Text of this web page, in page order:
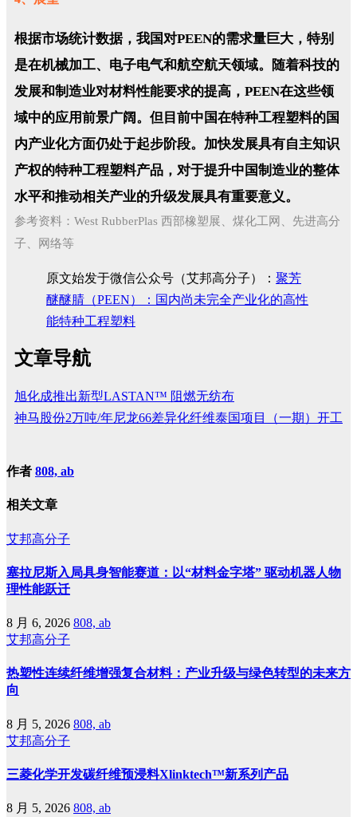
根据市场统计数据，我国对PEEN的需求量巨大，特别
是在机械加工、电子电气和航空航天领域。随着科技的
发展和制造业对材料性能要求的提高，PEEN在这些领
域中的应用前景广阔。但目前中国在特种工程塑料的国
内产业化方面仍处于起步阶段。加快发展具有自主知识
产权的特种工程塑料产品，对于提升中国制造业的整体
水平和推动相关产业的升级发展具有重要意义。
参考资料：West RubberPlas 西部橡塑展、煤化工网、先进高分
子、网络等
原文始发于微信公众号（艾邦高分子）： 聚芳
醚醚腈（PEEN）：国内尚未完全产业化的高性
能特种工程塑料
文章导航
旭化成推出新型LASTAN™ 阻燃无纺布
神马股份2万吨/年尼龙66差异化纤维泰国项目（一期）开工
作者 808, ab
相关文章
艾邦高分子
塞拉尼斯入局具身智能赛道：以“材料金字塔” 驱动机器人物
理性能跃迁
8 月 6, 2026 808, ab
艾邦高分子
热塑性连续纤维增强复合材料：产业升级与绿色转型的未来方
向
8 月 5, 2026 808, ab
艾邦高分子
三菱化学开发碳纤维预浸料Xlinktech™新系列产品
8 月 5, 2026 808, ab